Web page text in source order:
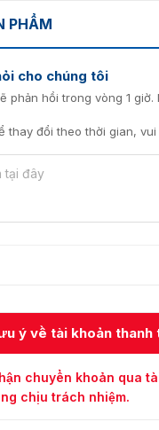
nghiệp và nhiệt
nhất. Hãy liên hệ
cũng như nhận
PHẨM
cho chúng tôi
phản hồi trong vòng 1
thay đổi theo thời gian,
ý về tài khoản thanh
chuyển khoản qua
chịu trách nhiệm.